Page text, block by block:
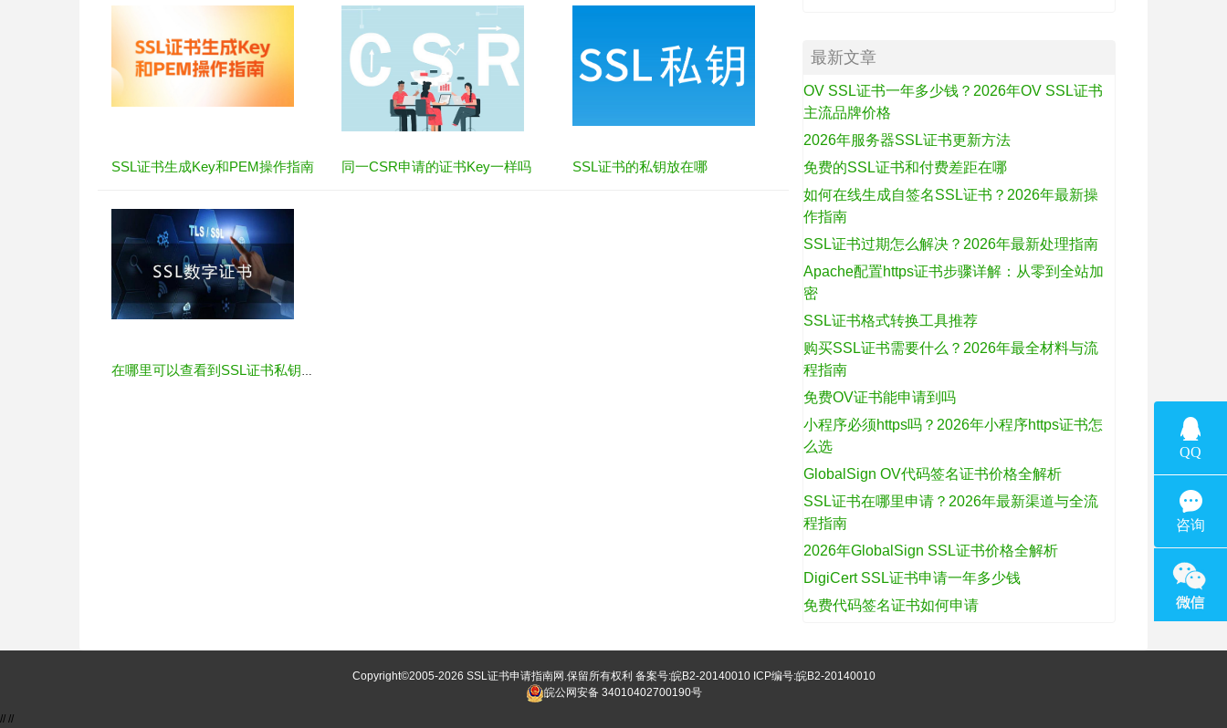
SSL证书生成Key和PEM操作指南 同一CSR申请的证书Key一样吗 SSL证书的私钥放在哪
最新文章
OV SSL证书一年多少钱？2026年OV SSL证书
主流品牌价格
2026年服务器SSL证书更新方法
免费的SSL证书和付费差距在哪
如何在线生成自签名SSL证书？2026年最新操
作指南
SSL证书过期怎么解决？2026年最新处理指南
Apache配置https证书步骤详解：从零到全站加
密
SSL证书格式转换工具推荐
购买SSL证书需要什么？2026年最全材料与流
程指南
免费OV证书能申请到吗
小程序必须https吗？2026年小程序https证书怎
么选
GlobalSign OV代码签名证书价格全解析
SSL证书在哪里申请？2026年最新渠道与全流
程指南
2026年GlobalSign SSL证书价格全解析
DigiCert SSL证书申请一年多少钱
免费代码签名证书如何申请
Copyright©2005-2026 SSL证书申请指南网 .保留所有权利 备案号:皖B2-20140010ICP编号:皖B2-20140010
皖公网安备 34010402700190号
// //